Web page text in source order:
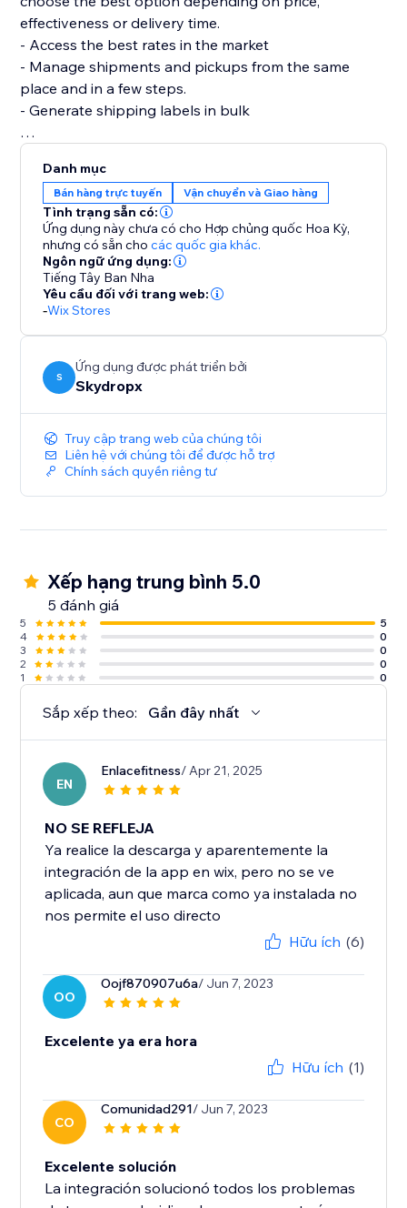
effectiveness or delivery time.
- Access the best rates in the market
- Manage shipments and pickups from the same
place and in a few steps.
- Generate shipping labels in bulk
- FedEx
- Estafeta
- Redpack
- UPS
- Paquetexpress
- Sendex
- Carssa
- Quiken
- Pitic
- Dostavista
- Vencedor
- AMPM
- 99 minutos
- Mensajeros Urbanos
- Uber
- Zubut
- Treggo
Support
Keep track of every shipment and get quick solutions
from our support team in case of any problem.
Danh mục
Bán hàng trực tuyến Vận chuyển và Giao hàng
Tình trạng sẵn có:
Ứng dụng này chưa có cho Hợp chủng quốc Hoa Kỳ,
nhưng có sẵn cho các quốc gia khác.
Ngôn ngữ ứng dụng:
Tiếng Tây Ban Nha
Yêu cầu đối với trang web:
-Wix Stores
S
Ứng dụng được phát triển bởi
Skydropx
Truy cập trang web của chúng tôi
Liên hệ với chúng tôi để được hỗ trợ
Chính sách quyền riêng tư
Xếp hạng trung bình 5.0
5 đánh giá
5
5
4
0
3
0
2
0
1
0
Sắp xếp theo: Gần đây nhất
EN
Enlacefitness/ Apr 21, 2025
NO SE REFLEJA
Ya realice la descarga y aparentemente la
integración de la app en wix, pero no se ve
aplicada, aun que marca como ya instalada no
Hữu ích (6)
OO
Oojf870907u6a/ Jun 7, 2023
Excelente ya era hora
Hữu ích (1)
CO
Comunidad291/ Jun 7, 2023
Excelente solución
La integración solucionó todos los problemas